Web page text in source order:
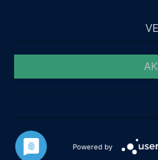
Powered by